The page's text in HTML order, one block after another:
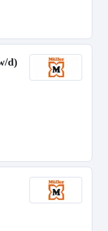
d)